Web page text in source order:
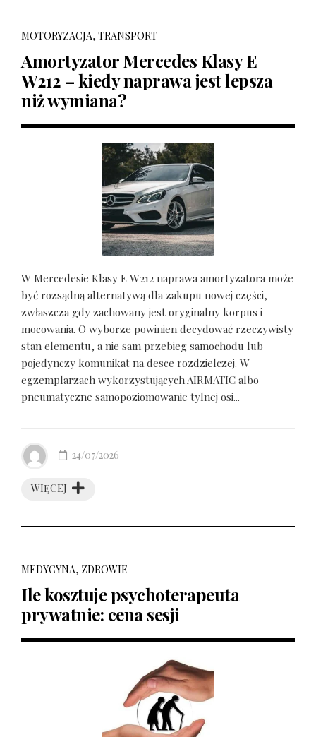
MOTORYZACJA, TRANSPORT
Amortyzator Mercedes Klasy E
W212 – kiedy naprawa jest lepsza
niż wymiana?
W Mercedesie Klasy E W212 naprawa amortyzatora może
być rozsądną alternatywą dla zakupu nowej części,
zwłaszcza gdy zachowany jest oryginalny korpus i
mocowania. O wyborze powinien decydować rzeczywisty
stan elementu, a nie sam przebieg samochodu lub
pojedynczy komunikat na desce rozdzielczej. W
egzemplarzach wykorzystujących AIRMATIC albo
pneumatyczne samopoziomowanie tylnej osi...
WIĘCEJ
24/07/2026
MEDYCYNA, ZDROWIE
Ile kosztuje psychoterapeuta
prywatnie: cena sesji